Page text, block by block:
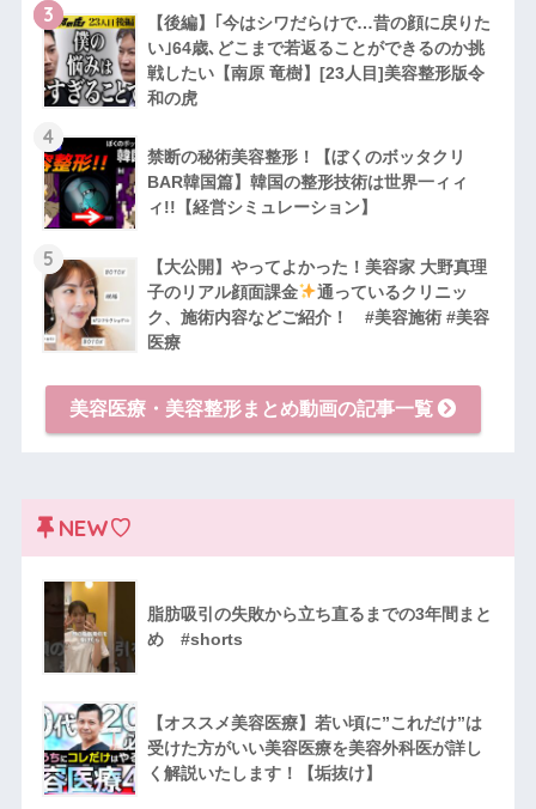
3
【後編】｢今はシワだらけで…昔の顔に戻りた
い｣64歳､どこまで若返ることができるのか挑
戦したい【南原 竜樹】[23人目]美容整形版令
和の虎
4
禁断の秘術美容整形！【ぼくのボッタクリ
BAR韓国篇】韓国の整形技術は世界一ィィ
ィ!!【経営シミュレーション】
5
【大公開】やってよかった！美容家 大野真理
子のリアル顔面課金
通っているクリニッ
ク、施術内容などご紹介！ #美容施術 #美容
医療
美容医療・美容整形まとめ動画の記事一覧
NEW♡
脂肪吸引の失敗から立ち直るまでの3年間まと
め #shorts
【オススメ美容医療】若い頃に”これだけ”は
受けた方がいい美容医療を美容外科医が詳し
く解説いたします！【垢抜け】